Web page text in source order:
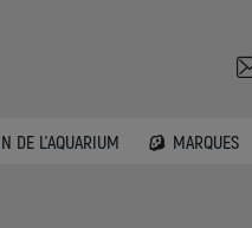
DE L'AQUARIUM MARQUES